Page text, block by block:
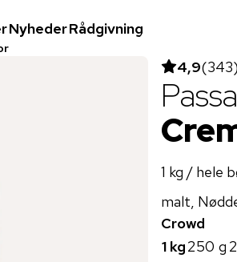
NyhederRådgivning
4,9(343)
1 kg / hele
malt,
Crowd
1 kg250 g